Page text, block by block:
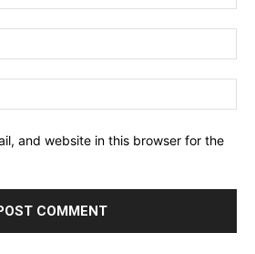
and website in this browser for the